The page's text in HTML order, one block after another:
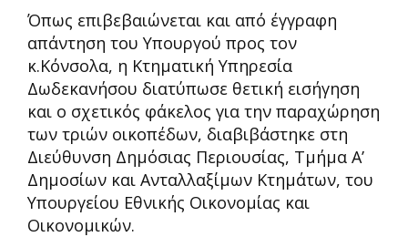
Όπως επιβεβαιώνεται και από έγγραφη
απάντηση του Υπουργού προς τον
κ.Κόνσολα, η Κτηματική Υπηρεσία
Δωδεκανήσου διατύπωσε θετική εισήγηση
και ο σχετικός φάκελος για την παραχώρηση
των τριών οικοπέδων, διαβιβάστηκε στη
Διεύθυνση Δημόσιας Περιουσίας, Τμήμα Α’
Δημοσίων και Ανταλλαξίμων Κτημάτων, του
Υπουργείου Εθνικής Οικονομίας και
Οικονομικών.